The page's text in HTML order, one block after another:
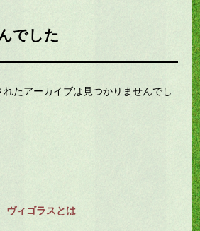
でした
たアーカイブは見つかりませんでし
ヴィゴラスとは